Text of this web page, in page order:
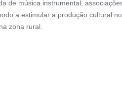
de música instrumental,
a estimular a produção cultural
zona rural.